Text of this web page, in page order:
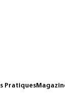
Pratiques